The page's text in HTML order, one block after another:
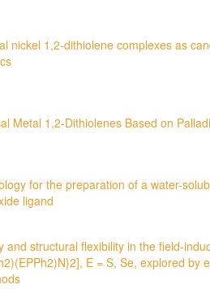
nickel 1,2-dithiolene complexes as
Metal 1,2-Dithiolenes Based on
for the preparation of a water-
ligand
and structural flexibility in the field-
E = S, Se, explored by